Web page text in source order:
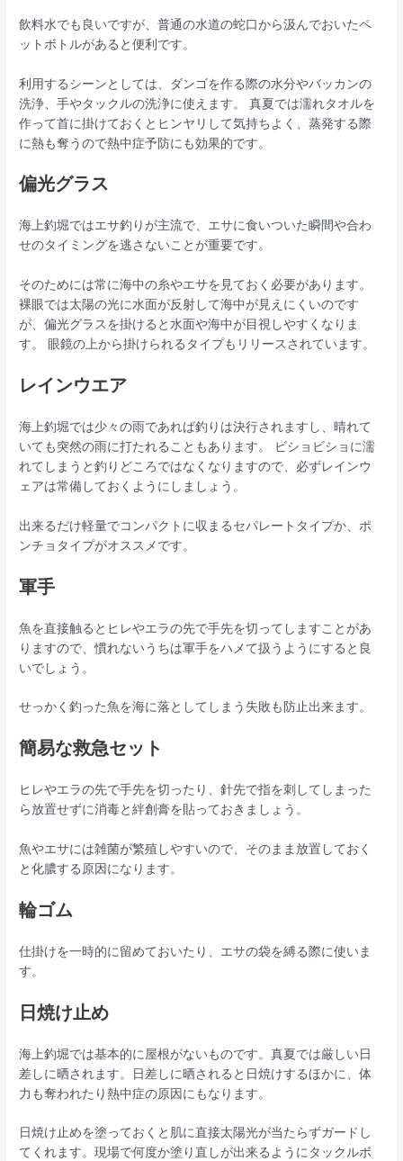
飲料水でも良いですが、普通の水道の蛇口から汲んでおいたペ
ットボトルがあると便利です。
利用するシーンとしては、ダンゴを作る際の水分やバッカンの
洗浄、手やタックルの洗浄に使えます。 真夏では濡れタオルを
作って首に掛けておくとヒンヤリして気持ちよく、蒸発する際
に熱も奪うので熱中症予防にも効果的です。
偏光グラス
海上釣堀ではエサ釣りが主流で、エサに食いついた瞬間や合わ
せのタイミングを逃さないことが重要です。
そのためには常に海中の糸やエサを見ておく必要があります。
裸眼では太陽の光に水面が反射して海中が見えにくいのです
が、偏光グラスを掛けると水面や海中が目視しやすくなりま
す。 眼鏡の上から掛けられるタイプもリリースされています。
レインウエア
海上釣堀では少々の雨であれば釣りは決行されますし、晴れて
いても突然の雨に打たれることもあります。 ビショビショに濡
れてしまうと釣りどころではなくなりますので、必ずレインウ
ェアは常備しておくようにしましょう。
出来るだけ軽量でコンパクトに収まるセパレートタイプか、ポ
ンチョタイプがオススメです。
軍手
魚を直接触るとヒレやエラの先で手先を切ってしますことがあ
りますので、慣れないうちは軍手をハメて扱うようにすると良
いでしょう。
せっかく釣った魚を海に落としてしまう失敗も防止出来ます。
簡易な救急セット
ヒレやエラの先で手先を切ったり、針先で指を刺してしまった
ら放置せずに消毒と絆創膏を貼っておきましょう。
魚やエサには雑菌が繁殖しやすいので、そのまま放置しておく
と化膿する原因になります。
輪ゴム
仕掛けを一時的に留めておいたり、エサの袋を縛る際に使いま
す。
日焼け止め
海上釣堀では基本的に屋根がないものです。真夏では厳しい日
差しに晒されます。日差しに晒されると日焼けするほかに、体
力も奪われたり熱中症の原因にもなります。
日焼け止めを塗っておくと肌に直接太陽光が当たらずガードし
てくれます。現場で何度か塗り直しが出来るようにタックルボ